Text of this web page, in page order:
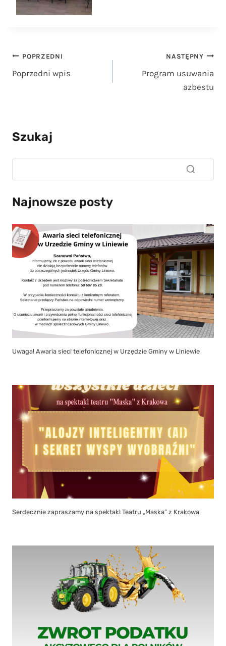
Nawigacja
wpisu
POPRZEDNI
Poprzedni wpis
NASTĘPNY
Program usuwania
azbestu
Szukaj
Najnowsze posty
Uwaga! Awaria sieci telefonicznej w Urzędzie Gminy w Liniewie
Serdecznie zapraszamy na spektakl Teatru „Maska” z Krakowa